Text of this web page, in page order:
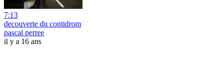
7:13
decouverte du contidrom
pascal perree
il y a 16 ans